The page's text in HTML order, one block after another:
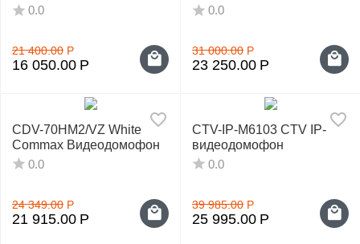
0.0
21 400.00 Р
16 050.00 Р
0.0
31 000.00 Р
23 250.00 Р
CDV-70HM2/VZ White
Commax Видеодомофон
0.0
24 349.00 Р
21 915.00 Р
CTV-IP-M6103 CTV IP-
видеодомофон
0.0
39 985.00 Р
25 995.00 Р